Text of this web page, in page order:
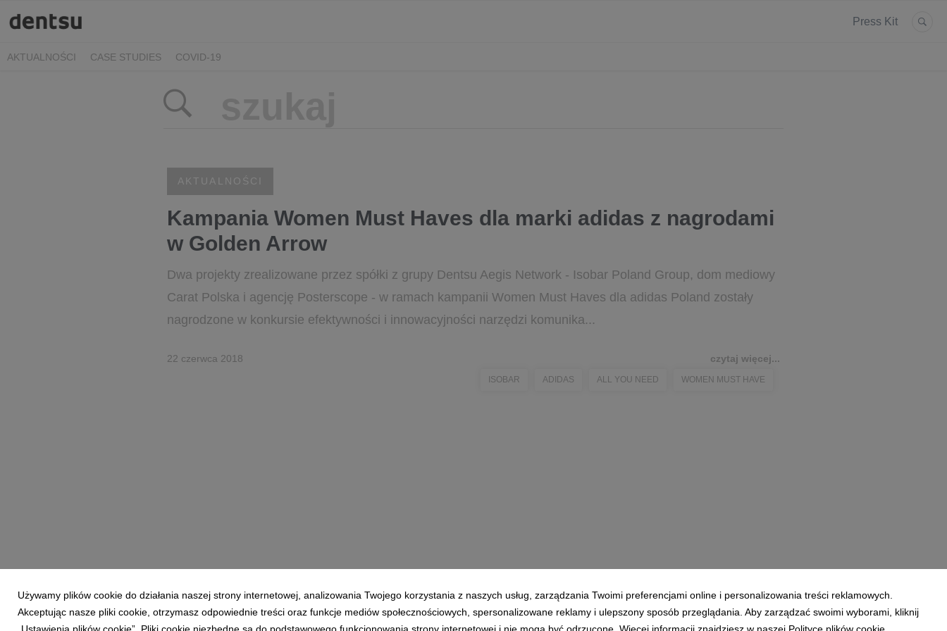
Press Kit
AKTUALNOŚCI CASE STUDIES COVID-19
AKTUALNOŚCI
Kampania Women Must Haves dla marki adidas z nagrodami
w Golden Arrow
Dwa projekty zrealizowane przez spółki z grupy Dentsu Aegis Network - Isobar Poland Group, dom mediowy
Carat Polska i agencję Posterscope - w ramach kampanii Women Must Haves dla adidas Poland zostały
nagrodzone w konkursie efektywności i innowacyjności narzędzi komunika...
22 czerwca 2018 czytaj więcej...
ISOBAR ADIDAS ALL YOU NEED WOMEN MUST HAVE
Używamy plików cookie do działania naszej strony internetowej, analizowania Twojego korzystania z naszych usług, zarządzania Twoimi preferencjami online i personalizowania treści reklamowych.
Akceptując nasze pliki cookie, otrzymasz odpowiednie treści oraz funkcje mediów społecznościowych, spersonalizowane reklamy i ulepszony sposób przeglądania. Aby zarządzać swoimi wyborami, kliknij